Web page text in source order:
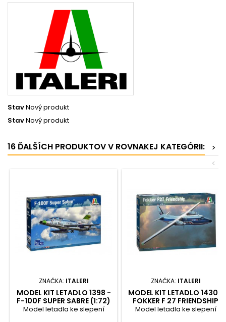
StavNový produkt
StavNový produkt
16 ĎALŠÍCH PRODUKTOV V ROVNAKEJ KATEGÓRII:
>
<
ZNAČKA: ITALERI
MODEL KIT LETADLO 1398 -
F-100F SUPER SABRE (1:72)
Model letadla ke slepení
ZNAČKA: ITALERI
MODEL KIT LETADLO 1430 -
FOKKER F 27 FRIENDSHIP
(1:72)
Model letadla ke slepení